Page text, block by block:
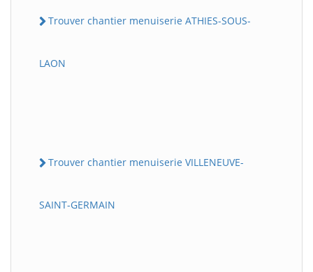
Trouver chantier menuiserie ATHIES-SOUS-
LAON
Trouver chantier menuiserie VILLENEUVE-
SAINT-GERMAIN